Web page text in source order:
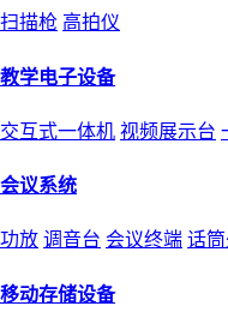
扫描枪 高拍仪
教学电子设备
交互式一体机 视频展示台
会议系统
功放 调音台 会议终端 话
移动存储设备